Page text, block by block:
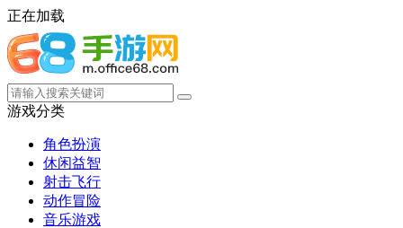
正在加载
游戏分类
角色扮演
休闲益智
射击飞行
动作冒险
音乐游戏